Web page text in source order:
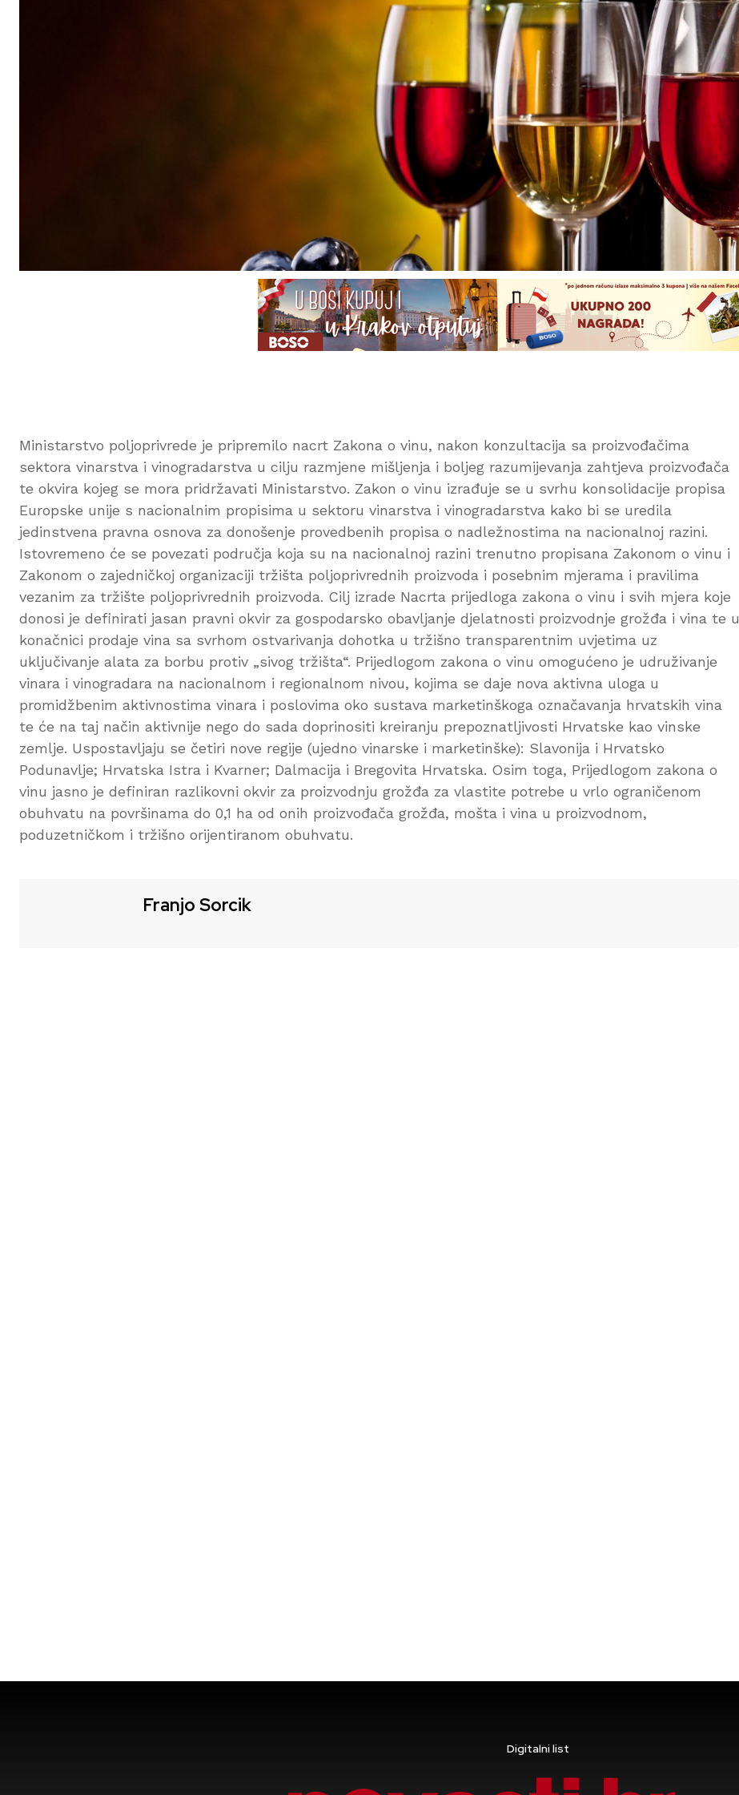
Ministarstvo poljoprivrede je pripremilo nacrt Zakona o vinu, nakon konzultacija sa proizvođačima
sektora vinarstva i vinogradarstva u cilju razmjene mišljenja i boljeg razumijevanja zahtjeva proizvođača
te okvira kojeg se mora pridržavati Ministarstvo. Zakon o vinu izrađuje se u svrhu konsolidacije propisa
Europske unije s nacionalnim propisima u sektoru vinarstva i vinogradarstva kako bi se uredila
jedinstvena pravna osnova za donošenje provedbenih propisa o nadležnostima na nacionalnoj razini.
Istovremeno će se povezati područja koja su na nacionalnoj razini trenutno propisana Zakonom o vinu i
Zakonom o zajedničkoj organizaciji tržišta poljoprivrednih proizvoda i posebnim mjerama i pravilima
vezanim za tržište poljoprivrednih proizvoda. Cilj izrade Nacrta prijedloga zakona o vinu i svih mjera koje
donosi je definirati jasan pravni okvir za gospodarsko obavljanje djelatnosti proizvodnje grožđa i vina te u
konačnici prodaje vina sa svrhom ostvarivanja dohotka u tržišno transparentnim uvjetima uz
uključivanje alata za borbu protiv „sivog tržišta“. Prijedlogom zakona o vinu omogućeno je udruživanje
vinara i vinogradara na nacionalnom i regionalnom nivou, kojima se daje nova aktivna uloga u
promidžbenim aktivnostima vinara i poslovima oko sustava marketinškoga označavanja hrvatskih vina
te će na taj način aktivnije nego do sada doprinositi kreiranju prepoznatljivosti Hrvatske kao vinske
zemlje. Uspostavljaju se četiri nove regije (ujedno vinarske i marketinške): Slavonija i Hrvatsko
Podunavlje; Hrvatska Istra i Kvarner; Dalmacija i Bregovita Hrvatska. Osim toga, Prijedlogom zakona o
vinu jasno je definiran razlikovni okvir za proizvodnju grožđa za vlastite potrebe u vrlo ograničenom
obuhvatu na površinama do 0,1 ha od onih proizvođača grožđa, mošta i vina u proizvodnom,
poduzetničkom i tržišno orijentiranom obuhvatu.
Franjo Sorcik
Digitalni list